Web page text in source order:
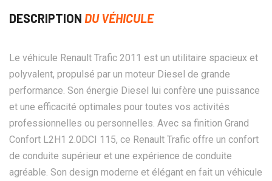
DESCRIPTION DU VÉHICULE
Le véhicule Renault Trafic 2011 est un utilitaire spacieux et
polyvalent, propulsé par un moteur Diesel de grande
performance. Son énergie Diesel lui confère une puissance
et une efficacité optimales pour toutes vos activités
professionnelles ou personnelles. Avec sa finition Grand
Confort L2H1 2.0DCI 115, ce Renault Trafic offre un confort
de conduite supérieur et une expérience de conduite
agréable. Son design moderne et élégant en fait un véhicule